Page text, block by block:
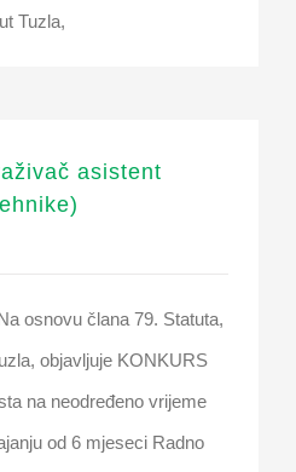
Tuzla,
asistent
osnovu člana 79. Statuta,
objavljuje KONKURS
na neodređeno vrijeme
od 6 mjeseci Radno